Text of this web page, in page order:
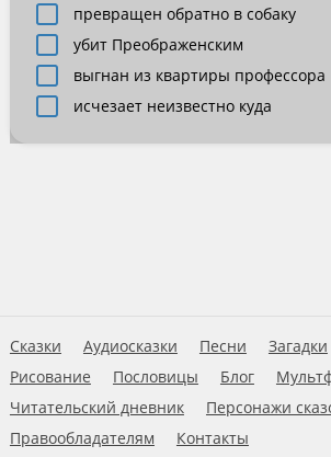
превращен обратно в собаку
убит Преображенским
выгнан из квартиры профессора
исчезает неизвестно куда
Сказки Аудиосказки Песни Загадки
Рисование
Пословицы Блог
Читательский дневник
Персонажи
Правообладателям
Контакты